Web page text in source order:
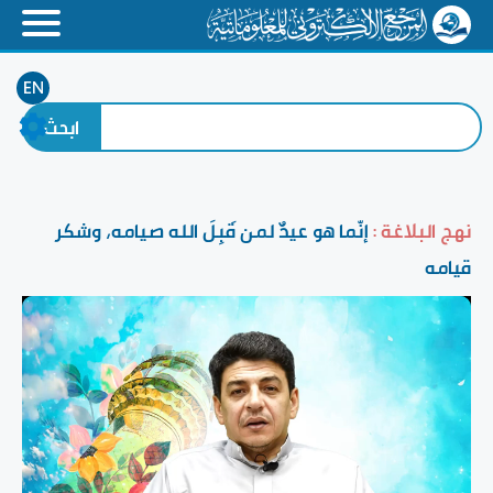
EN
نهج البلاغة :إنّما هو عيدٌ لمن قَبِلَ الله صيامه، وشكر
قيامه